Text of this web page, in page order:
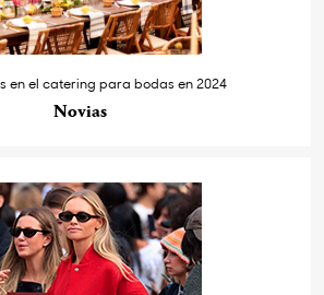
en el catering para bodas en 2024
Novias